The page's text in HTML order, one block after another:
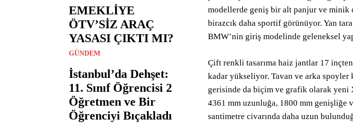
EMEKLİYE
ÖTV’SİZ ARAÇ
YASASI ÇIKTI MI?
GÜNDEM
İstanbul’da Dehşet:
11. Sınıf Öğrencisi 2
Öğretmen ve Bir
Öğrenciyi Bıçakladı
modellerde geniş bir alt panjur ve minik
birazcık daha sportif görünüyor. Yan
BMW’nin giriş modelinde geleneksel
Çift renkli tasarıma haiz jantlar 17
kadar yükseliyor. Tavan ve arka
gerisinde da biçim ve grafik olarak yeni
4361 mm uzunluğa, 1800 mm genişliğe
santimetre civarında daha uzun